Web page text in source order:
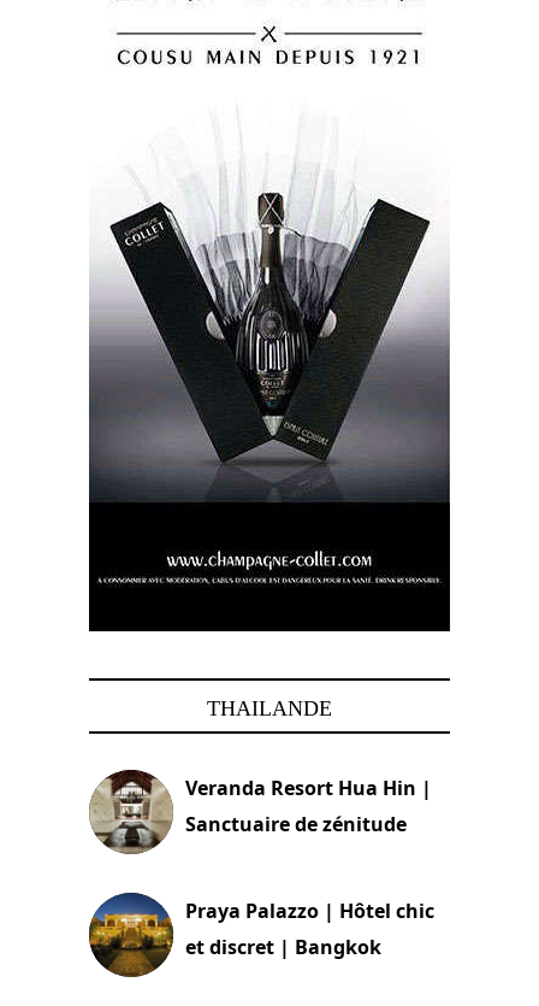
THAILANDE
Veranda Resort Hua Hin |
Sanctuaire de zénitude
Praya Palazzo | Hôtel chic
et discret | Bangkok